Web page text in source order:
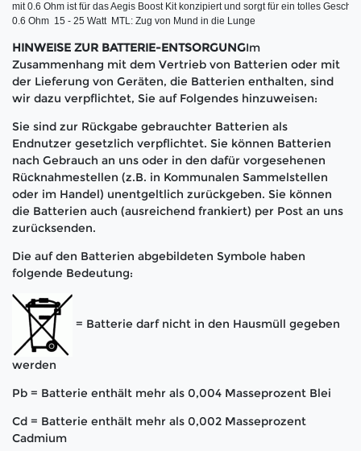
mit 0.6 Ohm ist für dasAegis Boost Kit konzipiert und sorgt für ein tolles
0.6 Ohm  15 - 25 Watt  MTL: Zug von Mund in die Lunge
HINWEISE ZUR BATTERIE-ENTSORGUNGIm
Zusammenhang mit dem Vertrieb von Batterien oder mit
der Lieferung von Geräten, die Batterien enthalten, sind
wir dazu verpflichtet, Sie auf Folgendes hinzuweisen:
Sie sind zur Rückgabe gebrauchter Batterien als
Endnutzer gesetzlich verpflichtet. Sie können Batterien
nach Gebrauch an uns oder in den dafür vorgesehenen
Rücknahmestellen (z.B. in Kommunalen Sammelstellen
oder im Handel) unentgeltlich zurückgeben. Sie können
die Batterien auch (ausreichend frankiert) per Post an uns
zurücksenden.
Die auf den Batterien abgebildeten Symbole haben
folgende Bedeutung:
= Batterie darf nicht in den Hausmüll gegeben
werden
Pb = Batterie enthält mehr als 0,004 Masseprozent Blei
Cd = Batterie enthält mehr als 0,002 Masseprozent
Cadmium